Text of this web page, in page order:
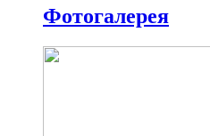
Фотогалерея